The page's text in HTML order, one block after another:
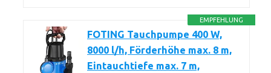
EMPFEHLUNG
FOTING Tauchpumpe 400 W,
8000 l/h, Förderhöhe max. 8 m,
Eintauchtiefe max. 7 m,